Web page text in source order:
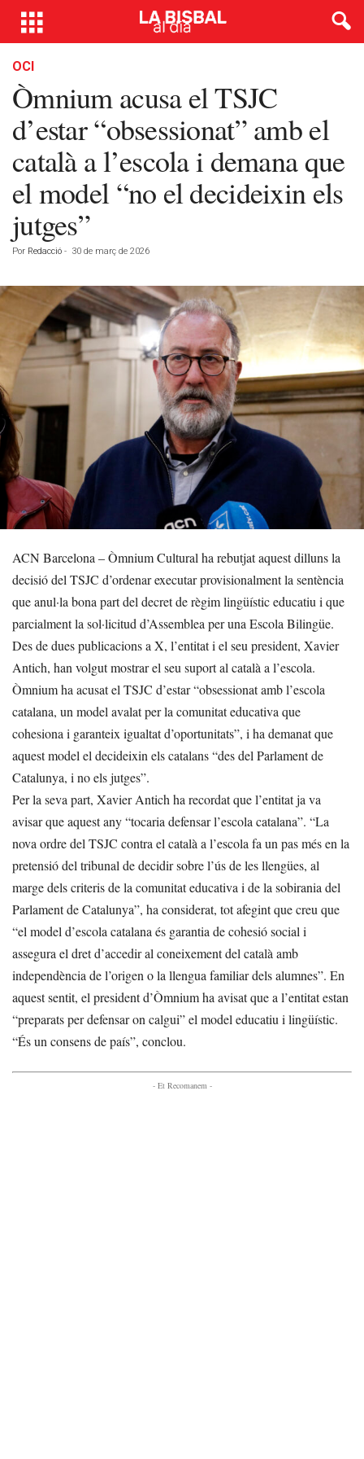
OCI
Òmnium acusa el TSJC
d’estar “obsessionat” amb el
català a l’escola i demana que
el model “no el decideixin els
jutges”
Por Redacció - 30 de març de 2026
ACN Barcelona – Òmnium Cultural ha rebutjat aquest dilluns la
decisió del TSJC d’ordenar executar provisionalment la sentència
que anul·la bona part del decret de règim lingüístic educatiu i que
parcialment la sol·licitud d’Assemblea per una Escola Bilingüe.
Des de dues publicacions a X, l’entitat i el seu president, Xavier
Antich, han volgut mostrar el seu suport al català a l’escola.
Òmnium ha acusat el TSJC d’estar “obsessionat amb l’escola
catalana, un model avalat per la comunitat educativa que
cohesiona i garanteix igualtat d’oportunitats”, i ha demanat que
aquest model el decideixin els catalans “des del Parlament de
Catalunya, i no els jutges”.
Per la seva part, Xavier Antich ha recordat que l’entitat ja va
avisar que aquest any “tocaria defensar l’escola catalana”. “La
nova ordre del TSJC contra el català a l’escola fa un pas més en la
pretensió del tribunal de decidir sobre l’ús de les llengües, al
marge dels criteris de la comunitat educativa i de la sobirania del
Parlament de Catalunya”, ha considerat, tot afegint que creu que
“el model d’escola catalana és garantia de cohesió social i
assegura el dret d’accedir al coneixement del català amb
independència de l’origen o la llengua familiar dels alumnes”. En
aquest sentit, el president d’Òmnium ha avisat que a l’entitat estan
“preparats per defensar on calgui” el model educatiu i lingüístic.
“És un consens de país”, conclou.
- Et Recomanem -